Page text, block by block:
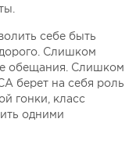
себе быть
Слишком
обещания. Слишком
берет на себя роль
гонки, класс
одними